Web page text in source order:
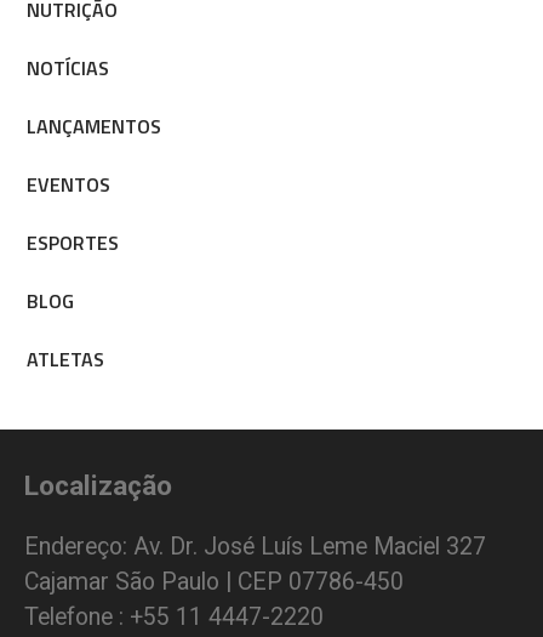
NUTRIÇÃO
NOTÍCIAS
LANÇAMENTOS
EVENTOS
ESPORTES
BLOG
ATLETAS
Localização
Endereço: Av. Dr. José Luís Leme Maciel 327
Cajamar São Paulo | CEP 07786-450
Telefone : +55 11 4447-2220